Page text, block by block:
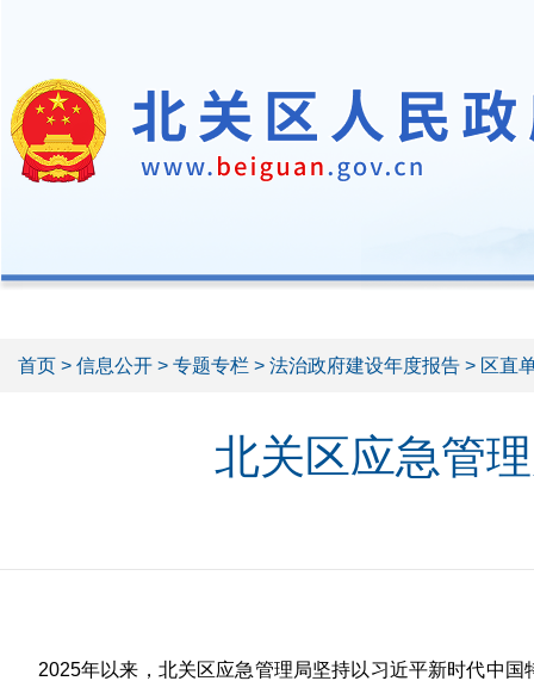
首页 > 信息公开 > 专题专栏 > 法治政府建设年度报告 > 区直
北关区应急管
2025年以来，北关区应急管理局坚持以习近平新时代中